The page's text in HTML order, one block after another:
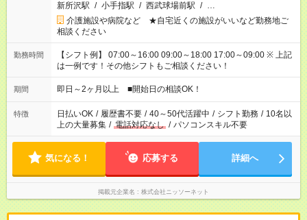
新所沢駅 / 小手指駅 / 西武球場前駅 / …
介護施設や病院など ★自宅近くの施設がいいなど勤務地ご
相談ください
勤務時間
【シフト例】 07:00～16:00 09:00～18:00 17:00～09:00 ※ 上記
は一例です！その他シフトもご相談ください！
期間 即日～2ヶ月以上 ■開始日の相談OK！
特徴 日払いOK / 履歴書不要 / 40～50代活躍中 / シフト勤務 / 10名以
上の大量募集 / 電話対応なし / パソコンスキル不要
気になる！ 応募する 詳細へ
掲載元企業名 株式会社ニッソーネット